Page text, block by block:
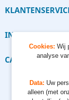
INFORMATIE
CALCULATORS
Cookies: Wij
analyse
Data: Uw
alleen (met